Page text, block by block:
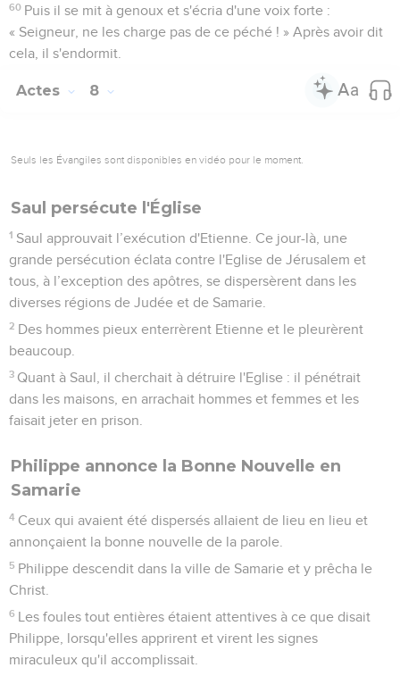
60 Puis il se mit à genoux et s'écria d'une voix forte :
« Seigneur, ne les charge pas de ce péché ! » Après avoir dit
cela, il s'endormit.
Actes 8
Seuls les Évangiles sont disponibles en vidéo pour le moment.
Saul persécute l'Église
1 Saul approuvait l’exécution d'Etienne. Ce jour-là, une
grande persécution éclata contre l'Eglise de Jérusalem et
tous, à l’exception des apôtres, se dispersèrent dans les
diverses régions de Judée et de Samarie.
2 Des hommes pieux enterrèrent Etienne et le pleurèrent
beaucoup.
3 Quant à Saul, il cherchait à détruire l'Eglise : il pénétrait
dans les maisons, en arrachait hommes et femmes et les
faisait jeter en prison.
Philippe annonce la Bonne Nouvelle en
Samarie
4 Ceux qui avaient été dispersés allaient de lieu en lieu et
annonçaient la bonne nouvelle de la parole.
5 Philippe descendit dans la ville de Samarie et y prêcha le
Christ.
6 Les foules tout entières étaient attentives à ce que disait
Philippe, lorsqu'elles apprirent et virent les signes
miraculeux qu'il accomplissait.